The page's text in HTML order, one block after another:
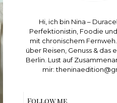
Hi, ich bin Nina –
Perfektionistin, Foodie
mit chronischem
über Reisen, Genuss & das
Berlin. Lust auf
mir:
Follow me